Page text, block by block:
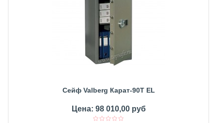
Сейф Valberg Карат-90T EL
Цена: 98 010,00 руб